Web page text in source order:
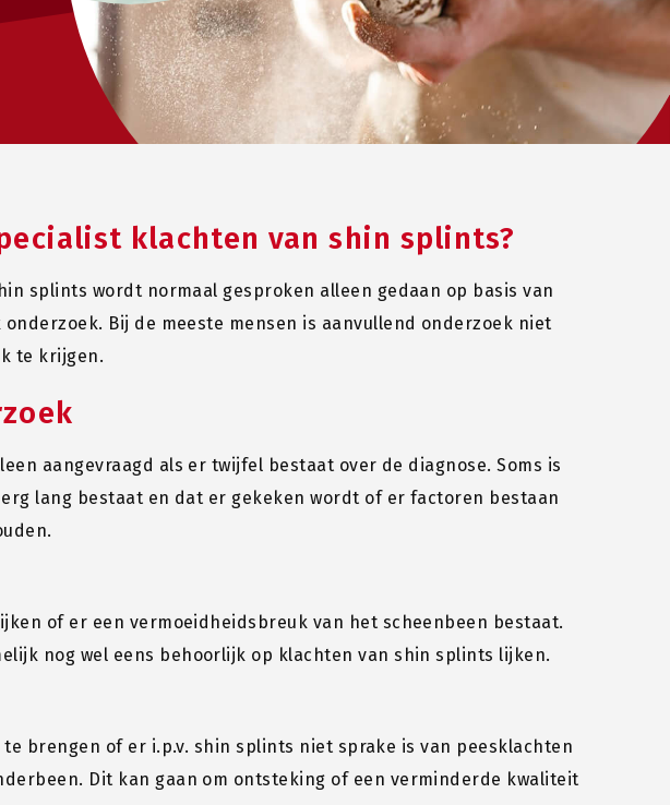
klachten van shin splints?
splints wordt normaal gesproken alleen gedaan op basis van
Bij de meeste mensen is aanvullend onderzoek niet
te krijgen.
aangevraagd als er twijfel bestaat over de diagnose. Soms is
lang bestaat en dat er gekeken wordt of er factoren bestaan
of er een vermoeidheidsbreuk van het scheenbeen bestaat.
nog wel eens behoorlijk op klachten van shin splints lijken.
brengen of er i.p.v. shin splints niet sprake is van peesklachten
Dit kan gaan om ontsteking of een verminderde kwaliteit